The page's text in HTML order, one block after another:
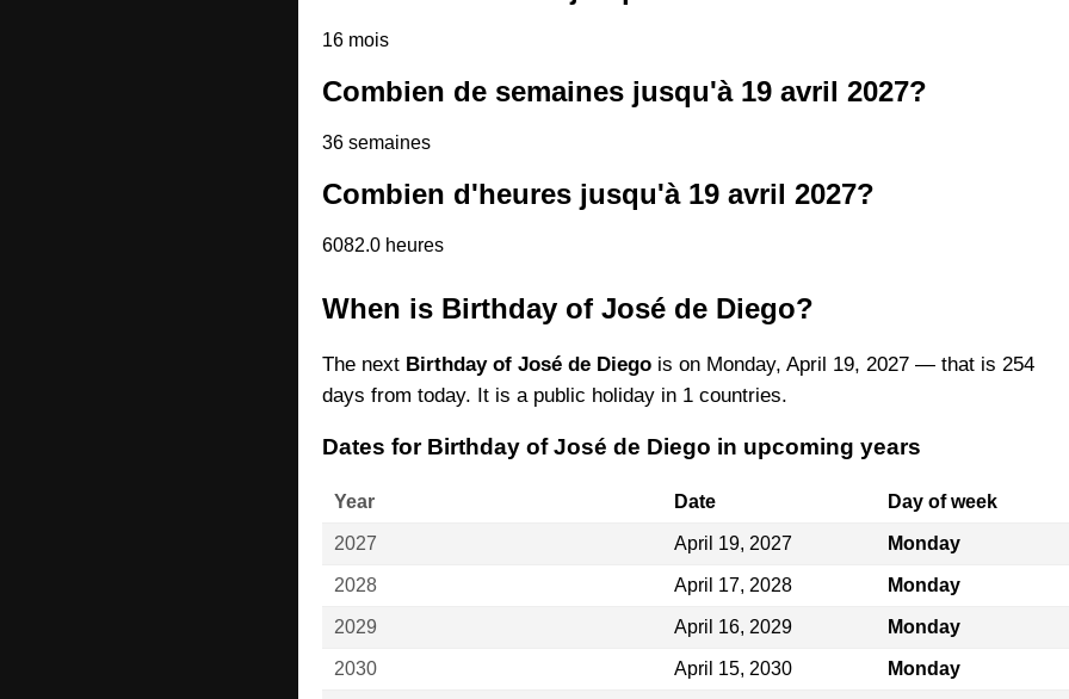
16 mois
Combien de semaines jusqu'à 19 avril 2027?
36 semaines
Combien d'heures jusqu'à 19 avril 2027?
6082.0 heures
When is Birthday of José de Diego?
The next Birthday of José de Diego is on Monday, April 19, 2027 — that is 254
days from today. It is a public holiday in 1 countries.
Dates for Birthday of José de Diego in upcoming years
Year Date Day of week
2027 April 19, 2027 Monday
2028 April 17, 2028 Monday
2029 April 16, 2029 Monday
2030 April 15, 2030 Monday